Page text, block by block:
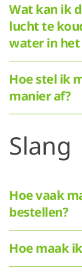
Wat kan ik
lucht te
water in
Hoe stel ik
manier af?
Slang
Hoe vaak
bestellen?
Hoe maak